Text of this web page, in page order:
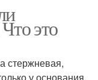
это
стержневая,